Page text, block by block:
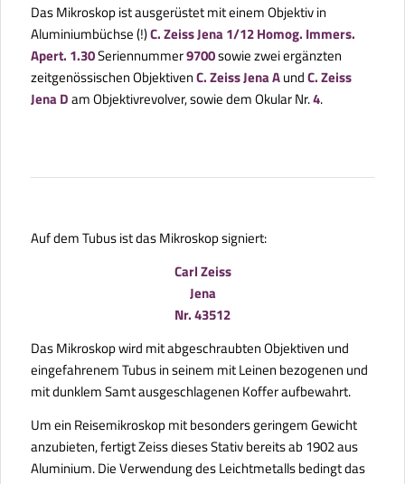
Das Mikroskop ist ausgerüstet mit einem Objektiv in
Aluminiumbüchse (!)C. Zeiss Jena 1/12 Homog. Immers.
Apert. 1.30Seriennummer9700sowie zwei ergänzten
zeitgenössischen ObjektivenC. Zeiss Jena AundC. Zeiss
Jena Dam Objektivrevolver, sowie dem Okular Nr.4.
Auf dem Tubus ist das Mikroskop signiert:
Carl Zeiss
Jena
Nr. 43512
Das Mikroskop wird mit abgeschraubten Objektiven und
eingefahrenem Tubus in seinem mit Leinen bezogenen und
mit dunklem Samt ausgeschlagenen Koffer aufbewahrt.
Um ein Reisemikroskop mit besonders geringem Gewicht
anzubieten, fertigt Zeiss dieses Stativ bereits ab 1902 aus
Aluminium. Die Verwendung des Leichtmetalls bedingt das